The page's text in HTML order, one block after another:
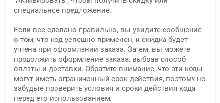
специальное предложение.
Если все сделано правильно, вы увидите сообщение
о том, что код успешно применен, и скидка будет
учтена при оформлении заказа. Затем, вы можете
продолжить оформление заказа, выбрав способ
оплаты и доставки. Обратите внимание, что эти коды
могут иметь ограниченный срок действия, поэтому не
забудьте проверить условия и сроки действия кода
перед его использованием.